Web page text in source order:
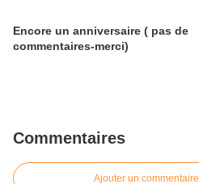
Encore un anniversaire ( pas de
commentaires-merci)
Commentaires
Ajouter un commentaire